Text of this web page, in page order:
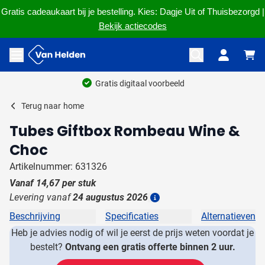
Gratis cadeaukaart bij je bestelling. Kies: Dagje Uit of Thuisbezorgd |
Bekijk actiecodes
Ga naar de inhoud
Menu openen
Gratis digitaal voorbeeld
Terug naar home
Tubes Giftbox Rombeau Wine &
Choc
Artikelnummer: 631326
Vanaf 14,67per stuk
Levering vanaf24 augustus 2026
Beschrijving Specificaties
Alternatieven
Heb je advies nodig of wil je eerst de prijs weten voordat je
bestelt? Ontvang een gratis offerte binnen 2 uur.